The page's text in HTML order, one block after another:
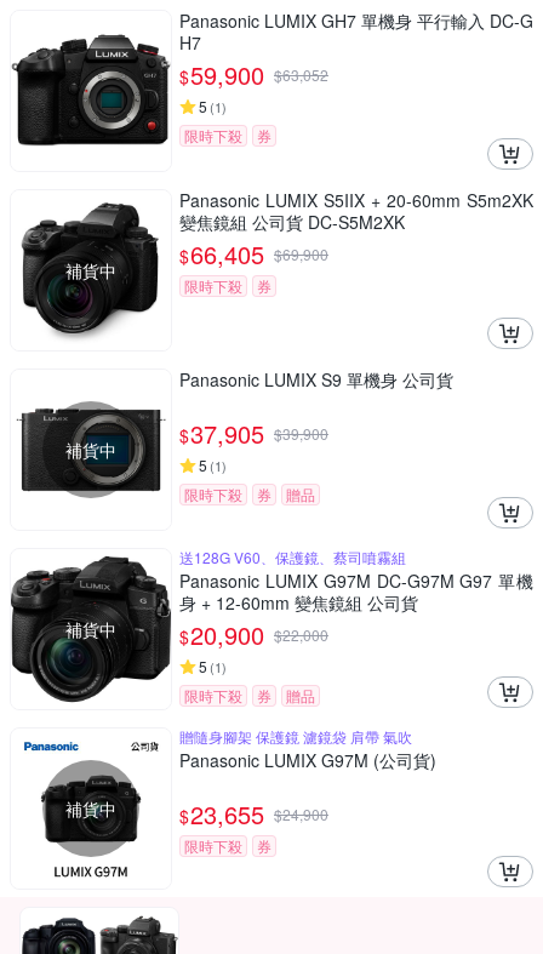
Panasonic LUMIX GH7 單機身 平行輸入 DC-G
H7
$59,900 $63,052
5 (1)
限時下殺 券
補貨中
Panasonic LUMIX S5IIX + 20-60mm S5m2XK
變焦鏡組 公司貨 DC-S5M2XK
$66,405 $69,900
限時下殺
券
補貨中
Panasonic LUMIX S9 單機身 公司貨
$37,905 $39,900
5 (1)
限時下殺 券 贈品
補貨中
送128G V60、保護鏡、蔡司噴霧組
Panasonic LUMIX G97M DC-G97M G97 單機
身 + 12-60mm 變焦鏡組 公司貨
$20,900 $22,000
5 (1)
限時下殺 券 贈品
補貨中
贈隨身腳架 保護鏡 濾鏡袋 肩帶 氣吹
Panasonic LUMIX G97M (公司貨)
$23,655 $24,900
限時下殺
券